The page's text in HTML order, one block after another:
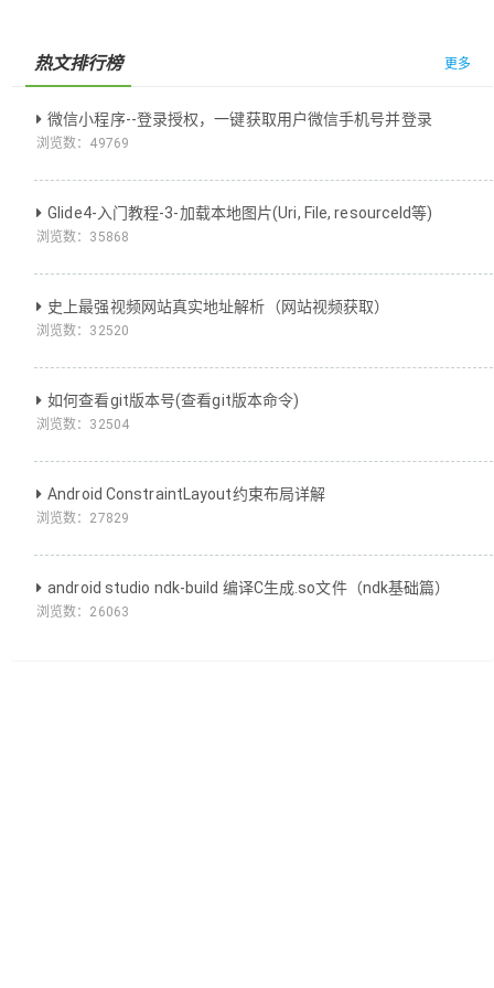
热文排行榜 更多
微信小程序--登录授权，一键获取用户微信手机号并登录
浏览数： 49769
Glide4-入门教程-3-加载本地图片(Uri, File, resourceId等)
浏览数： 35868
史上最强视频网站真实地址解析（网站视频获取）
浏览数： 32520
如何查看git版本号(查看git版本命令)
浏览数： 32504
Android ConstraintLayout约束布局详解
浏览数： 27829
android studio ndk-build 编译C生成.so文件（ndk基础篇）
浏览数： 26063